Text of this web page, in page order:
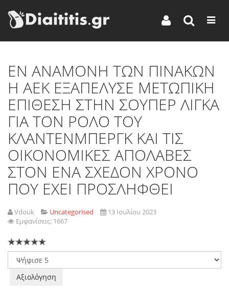
ΕΝ ΑΝΑΜΟΝΗ ΤΩΝ ΠΙΝΑΚΩΝ
Η ΑΕΚ ΕΞΑΠΕΛΥΣΕ ΜΕΤΩΠΙΚΗ
ΕΠΙΘΕΣΗ ΣΤΗΝ ΣΟΥΠΕΡ ΛΙΓΚΑ
ΓΙΑ ΤΟΝ ΡΟΛΟ ΤΟΥ
ΚΛΑΝΤΕΝΜΠΕΡΓΚ ΚΑΙ ΤΙΣ
ΟΙΚΟΝΟΜΙΚΕΣ ΑΠΟΛΑΒΕΣ
ΣΤΟΝ ΕΝΑ ΣΧΕΔΟΝ ΧΡΟΝΟ
ΠΟΥ ΕΧΕΙ ΠΡΟΣΛΗΦΘΕΙ
Vdouk Uncategorised
13 Ιουλίου 2023
Εμφανίσεις: 1667
Παρακαλώ
αξιολογήστε